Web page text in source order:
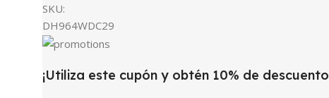
SKU:
DH964WDC29
¡Utiliza este cupón y obtén 10% de